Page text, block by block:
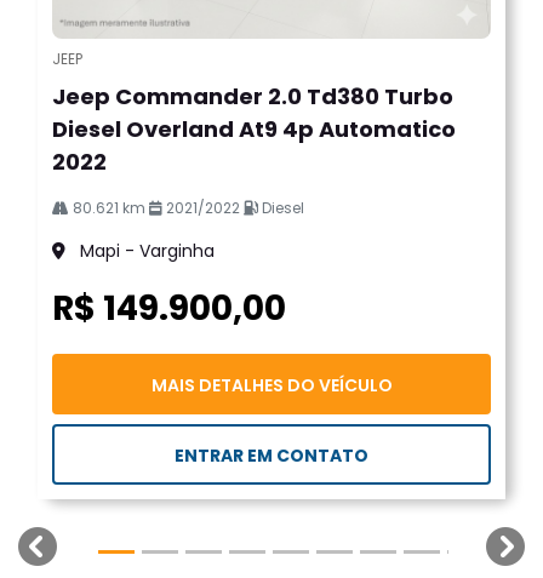
JEEP
Jeep Commander 2.0 Td380 Turbo
Diesel Overland At9 4p Automatico
2022
80.621 km 2021/2022 Diesel
Mapi - Varginha
R$ 149.900,00
MAIS DETALHES DO VEÍCULO
ENTRAR EM CONTATO
templates.template-